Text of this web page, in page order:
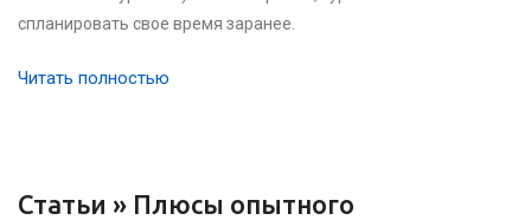
спланировать свое время заранее.
Читать полностью
Статьи » Плюсы опытного